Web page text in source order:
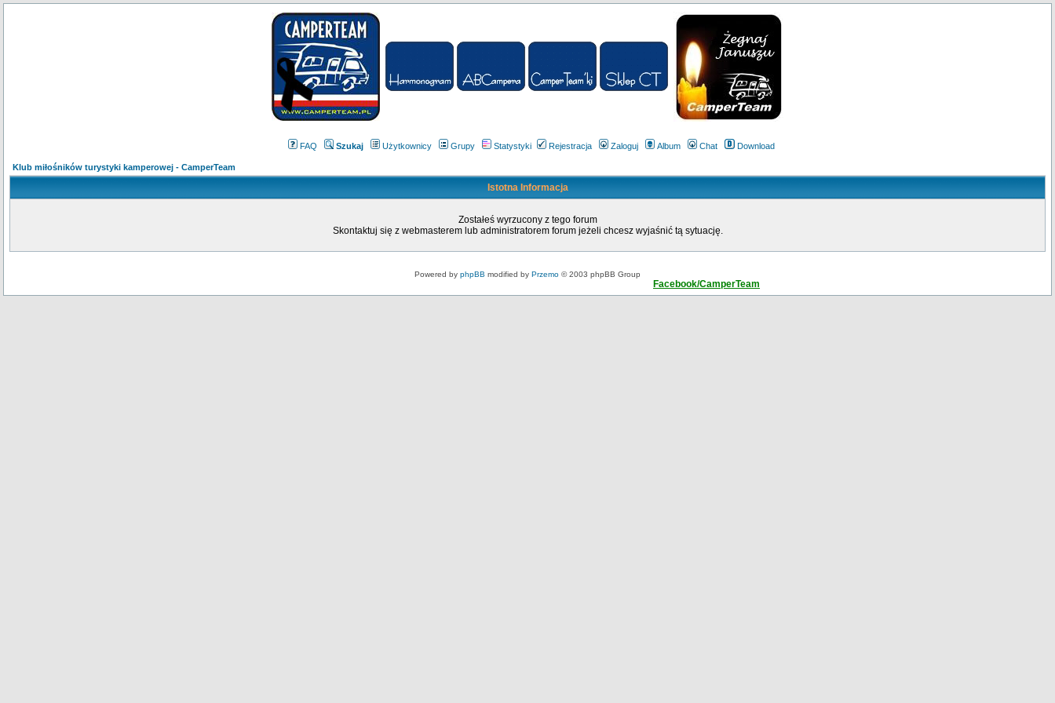
FAQ Szukaj Użytkownicy Grupy Statystyki Rejestracja Zaloguj Album Chat Download
Klub miłośników turystyki kamperowej - CamperTeam
Istotna Informacja
Zostałeś wyrzucony z tego forum
Skontaktuj się z webmasterem lub administratorem forum jeżeli chcesz wyjaśnić tą sytuację.
Powered by phpBB modified by Przemo © 2003 phpBB Group
Facebook/CamperTeam